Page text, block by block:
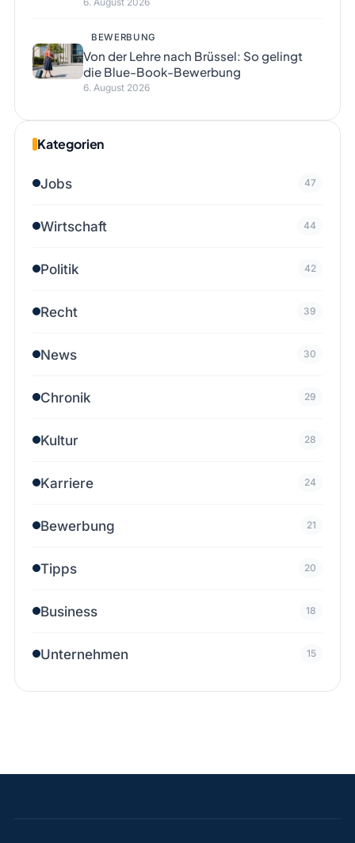
BEWERBUNG
Von der Lehre nach Brüssel: So gelingt
die Blue-Book-Bewerbung
6. August 2026
Kategorien
Jobs 47
Wirtschaft 44
Politik 42
Recht 39
News 30
Chronik 29
Kultur 28
Karriere 24
Bewerbung 21
Tipps 20
Business 18
Unternehmen 15